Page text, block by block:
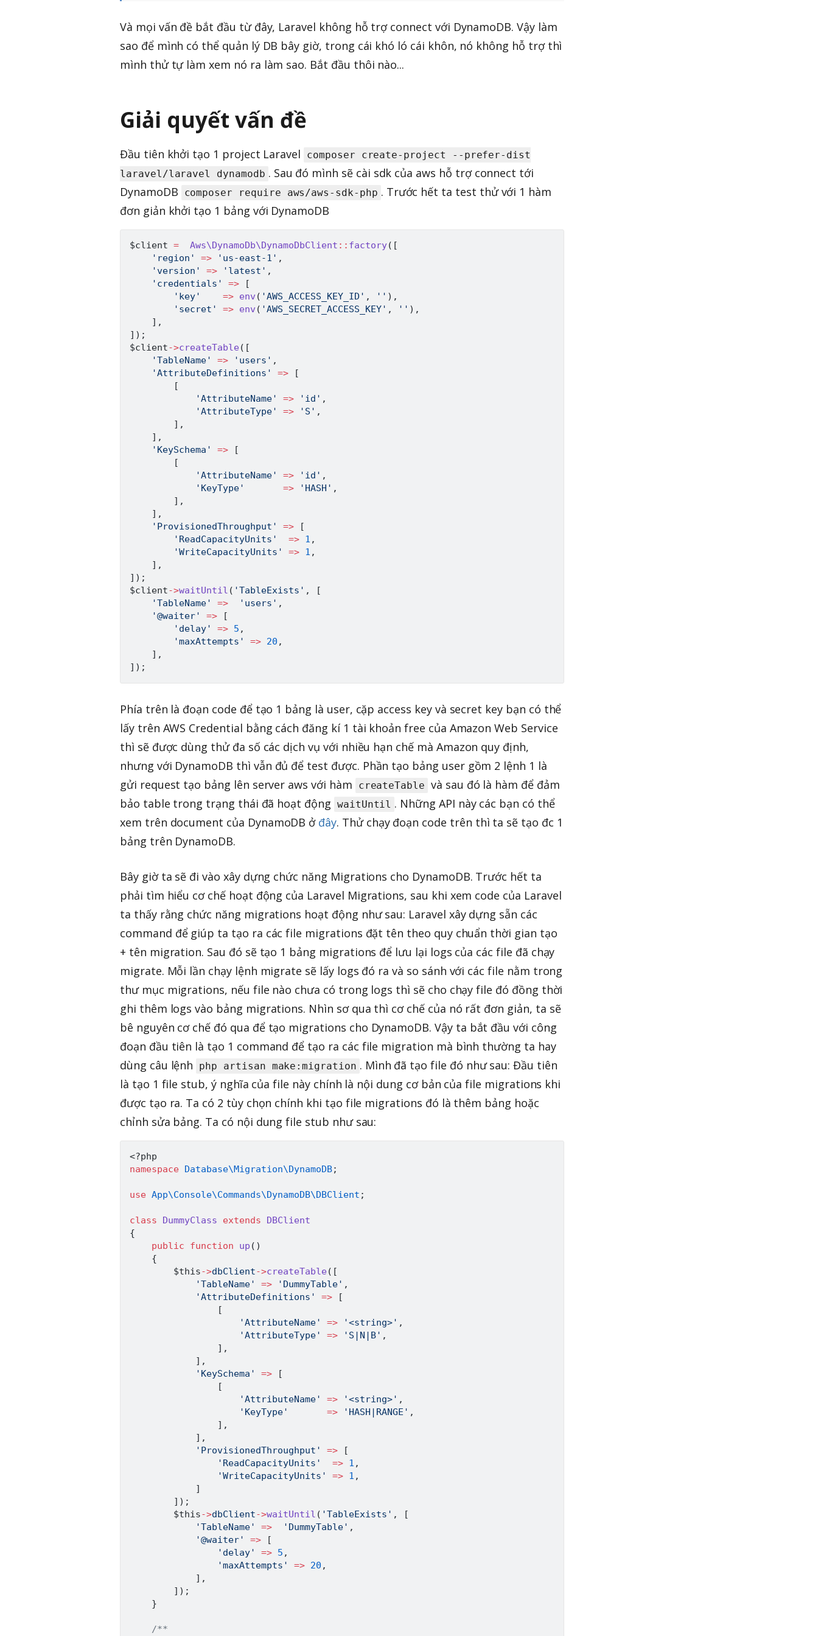
Và mọi vấn đề bắt đầu từ đây, Laravel không hỗ trợ connect với DynamoDB. Vậy làm
sao để mình có thể quản lý DB bây giờ, trong cái khó ló cái khôn, nó không hỗ trợ thì
mình thử tự làm xem nó ra làm sao. Bắt đầu thôi nào...
Giải quyết vấn đề
Đầu tiên khởi tạo 1 project Laravel
composer create-project --prefer-dist
laravel/laravel dynamodb . Sau đó mình sẽ cài sdk của aws hỗ trợ connect tới
DynamoDB
composer require aws/aws-sdk-php . Trước hết ta test thử với 1 hàm
đơn giản khởi tạo 1 bảng với DynamoDB
$client = Aws\DynamoDb\DynamoDbClient :: factory( [
'region'
=> 'us-east-1' ,
'version'
=> 'latest' ,
'credentials'
=>
[
'key'
=> env ( 'AWS_ACCESS_KEY_ID' , '' ) ,
'secret'
=> env ( 'AWS_SECRET_ACCESS_KEY' , '' ) ,
] ,
] ) ;
$client->createTable( [
'TableName'
=> 'users' ,
'AttributeDefinitions'
=>
[
[
'AttributeName'
=> 'id' ,
'AttributeType'
=> 'S' ,
] ,
] ,
'KeySchema'
=>
[
[
'AttributeName'
=> 'id' ,
'KeyType'
=> 'HASH' ,
] ,
] ,
'ProvisionedThroughput'
=>
[
'ReadCapacityUnits'
=> 1 ,
'WriteCapacityUnits'
=> 1 ,
] ,
] ) ;
$client->waitUntil ( 'TableExists' ,
[
'TableName'
=> 'users' ,
'@waiter'
=>
[
'delay'
=> 5 ,
'maxAttempts'
=> 20 ,
] ,
] ) ;
Phía trên là đoạn code để tạo 1 bảng là user, cặp access key và secret key bạn có thể
lấy trên AWS Credential bằng cách đăng kí 1 tài khoản free của Amazon Web Service
thì sẽ được dùng thử đa số các dịch vụ với nhiều hạn chế mà Amazon quy định,
nhưng với DynamoDB thì vẫn đủ để test được. Phần tạo bảng user gồm 2 lệnh 1 là
gửi request tạo bảng lên server aws với hàm
createTable và sau đó là hàm để đảm
bảo table trong trạng thái đã hoạt động waitUntil . Những API này các bạn có thể
xem trên document của DynamoDB ở đây. Thử chạy đoạn code trên thì ta sẽ tạo đc 1
bảng trên DynamoDB.
Bây giờ ta sẽ đi vào xây dựng chức năng Migrations cho DynamoDB. Trước hết ta
phải tìm hiểu cơ chế hoạt động của Laravel Migrations, sau khi xem code của Laravel
ta thấy rằng chức năng migrations hoạt động như sau: Laravel xây dựng sẵn các
command để giúp ta tạo ra các file migrations đặt tên theo quy chuẩn thời gian tạo
+ tên migration. Sau đó sẽ tạo 1 bảng migrations để lưu lại logs của các file đã chạy
migrate. Mỗi lần chạy lệnh migrate sẽ lấy logs đó ra và so sánh với các file nằm trong
thư mục migrations, nếu file nào chưa có trong logs thì sẽ cho chạy file đó đồng thời
ghi thêm logs vào bảng migrations. Nhìn sơ qua thì cơ chế của nó rất đơn giản, ta sẽ
bê nguyên cơ chế đó qua để tạo migrations cho DynamoDB. Vậy ta bắt đầu với công
đoạn đầu tiên là tạo 1 command để tạo ra các file migration mà bình thường ta hay
dùng câu lệnh
php artisan make:migration . Mình đã tạo file đó như sau: Đầu tiên
là tạo 1 file stub, ý nghĩa của file này chính là nội dung cơ bản của file migrations khi
được tạo ra. Ta có 2 tùy chọn chính khi tạo file migrations đó là thêm bảng hoặc
chỉnh sửa bảng. Ta có nội dung file stub như sau:
<?php
namespace Database\Migration\DynamoDB;
use App\Console\Commands\DynamoDB\DBClient ;
class DummyClass extends
DBClient
{
public
function up ( )
{
$this->dbClient->createTable( [
'TableName'
=> 'DummyTable' ,
'AttributeDefinitions'
=>
[
[
'AttributeName'
=> '<string>' ,
'AttributeType'
=> 'S|N|B' ,
] ,
] ,
'KeySchema'
=>
[
[
'AttributeName'
=> '<string>' ,
'KeyType'
=> 'HASH|RANGE' ,
] ,
] ,
'ProvisionedThroughput'
=>
[
'ReadCapacityUnits'
=> 1 ,
'WriteCapacityUnits'
=> 1 ,
]
] ) ;
$this->dbClient->waitUntil ( 'TableExists' ,
[
'TableName'
=> 'DummyTable' ,
'@waiter'
=>
[
'delay'
=> 5 ,
'maxAttempts'
=> 20 ,
] ,
] ) ;
}
/**